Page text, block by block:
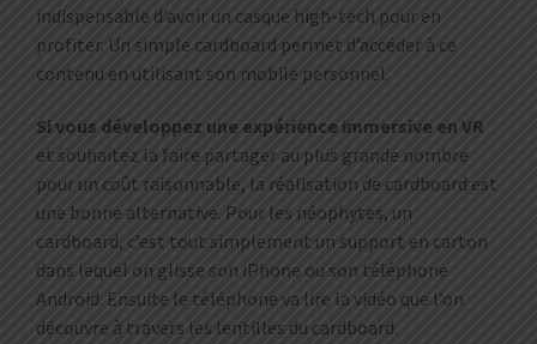
indispensable d’avoir un casque high-tech pour en
profiter. Un simple cardboard permet d’accéder à ce
contenu en utilisant son mobile personnel.
Si vous développez une expérience immersive en VR
et souhaitez la faire partager au plus grande nombre
pour un coût raisonnable, la réalisation de cardboard est
une bonne alternative. Pour les néophytes, un
cardboard, c’est tout simplement un support en carton
dans lequel on glisse son iPhone ou son téléphone
Android. Ensuite le téléphone va lire la vidéo que l’on
découvre à travers les lentilles du cardboard.